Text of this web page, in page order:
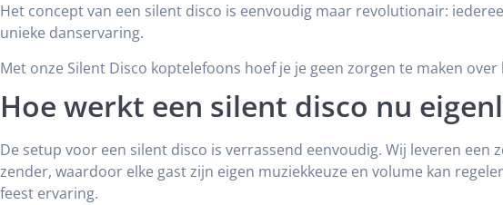
Het concept van een silent disco is eenvoudig maar revolutionair:
unieke danservaring.
Met onze Silent Disco koptelefoons hoef je je geen zorgen te maken
Hoe werkt een silent disco nu
De setup voor een silent disco is verrassend eenvoudig. Wij leveren
zender, waardoor elke gast zijn eigen muziekkeuze en volume kan
feest ervaring.